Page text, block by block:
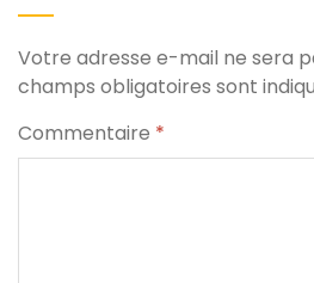
Votre adresse e-mail ne sera
champs obligatoires sont
Commentaire *